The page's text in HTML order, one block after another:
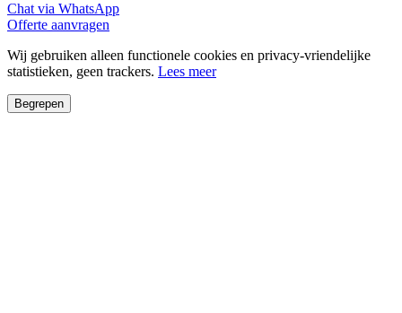
Chat via WhatsApp
Offerte aanvragen
Wij gebruiken alleen functionele cookies en privacy-vriendelijke
statistieken, geen trackers. Lees meer
Begrepen